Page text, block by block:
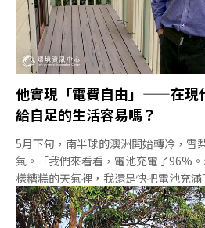
他實現「電費自由」——在現
給自足的生活容易嗎？
5月下旬，南半球的澳洲開始轉冷，雪
氣。「我們來看看，電池充電了96%
樣糟糕的天氣裡，我還是快把電池充
（Ken Enderby）帶我們參觀他的家
（Concord）的獨棟住宅，距離市中心